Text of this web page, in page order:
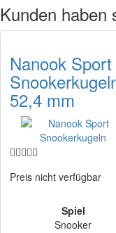
Kunden haben
Nanook Sport
52,4 mm
Preis nicht verfügbar
Spiel
Snooker